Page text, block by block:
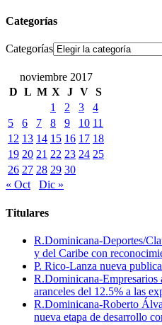
Categorías
Categorías
noviembre 2017
D L M X J V S
1
2 3
4
5
6 7 8 9 10 11
12 13 14 15 16 17 18
19 20 21 22 23 24 25
26 27 28 29 30
« Oct
Dic »
Titulares
R.Dominicana-Deportes/
y del Caribe con
P. Rico-Lanza nueva
R.Dominicana-Empresarios
aranceles del 12.5% a las
R.Dominicana-Roberto
nueva etapa de desarrollo